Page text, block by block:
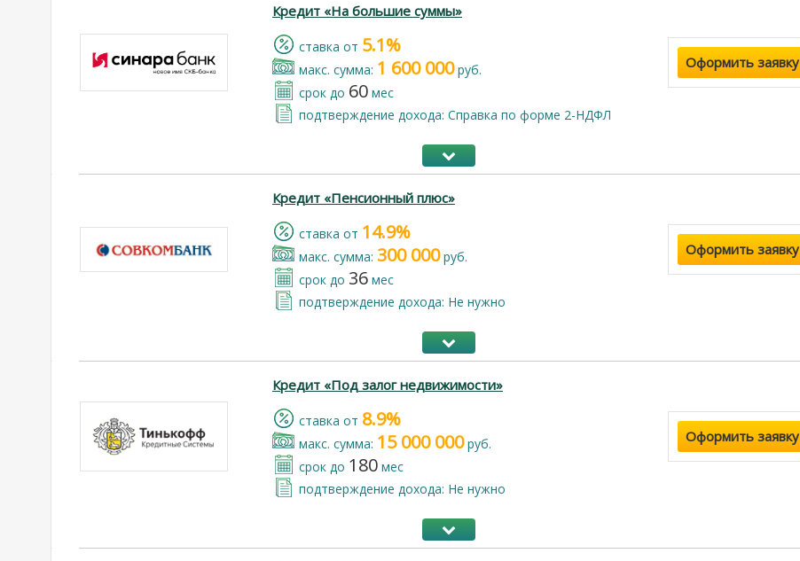
Кредит «На большие суммы»
cтавка от 5.1%
макс. сумма: 1 600 000руб.
срок до 60 мес
подтверждение дохода: Справка по форме 2-НДФЛ
Оформить заявку
Кредит «Пенсионный плюс»
cтавка от 14.9%
макс. сумма: 300 000руб.
срок до 36 мес
подтверждение дохода: Не нужно
Оформить заявку
Кредит «Под залог недвижимости»
cтавка от 8.9%
макс. сумма: 15 000 000руб.
срок до 180 мес
подтверждение дохода: Не нужно
Оформить заявку